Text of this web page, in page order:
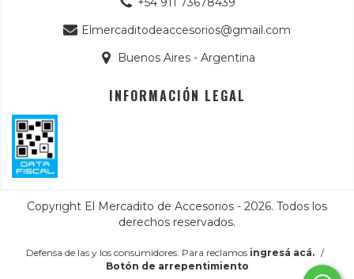
Elmercaditodeaccesorios@gmail.com
Buenos Aires - Argentina
INFORMACIÓN LEGAL
Copyright El Mercadito de Accesorios - 2026. Todos los
derechos reservados.
Defensa de las y los consumidores. Para reclamos ingresá acá. /
Botón de arrepentimiento